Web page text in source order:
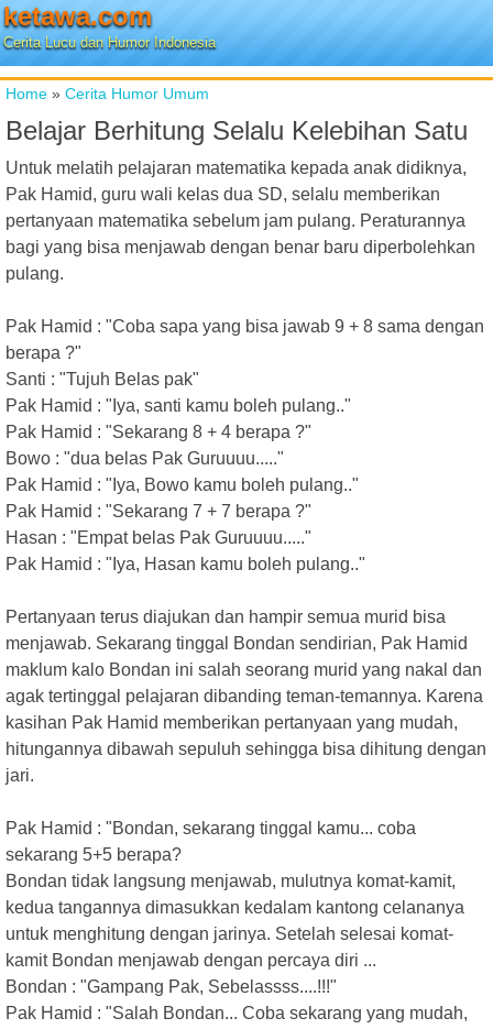
ketawa.com
Cerita Lucu dan Humor Indonesia
Home » Cerita Humor Umum
Belajar Berhitung Selalu Kelebihan Satu
Untuk melatih pelajaran matematika kepada anak didiknya,
Pak Hamid, guru wali kelas dua SD, selalu memberikan
pertanyaan matematika sebelum jam pulang. Peraturannya
bagi yang bisa menjawab dengan benar baru diperbolehkan
pulang.
Pak Hamid : "Coba sapa yang bisa jawab 9 + 8 sama dengan
berapa ?"
Santi : "Tujuh Belas pak"
Pak Hamid : "Iya, santi kamu boleh pulang.."
Pak Hamid : "Sekarang 8 + 4 berapa ?"
Bowo : "dua belas Pak Guruuuu....."
Pak Hamid : "Iya, Bowo kamu boleh pulang.."
Pak Hamid : "Sekarang 7 + 7 berapa ?"
Hasan : "Empat belas Pak Guruuuu....."
Pak Hamid : "Iya, Hasan kamu boleh pulang.."
Pertanyaan terus diajukan dan hampir semua murid bisa
menjawab. Sekarang tinggal Bondan sendirian, Pak Hamid
maklum kalo Bondan ini salah seorang murid yang nakal dan
agak tertinggal pelajaran dibanding teman-temannya. Karena
kasihan Pak Hamid memberikan pertanyaan yang mudah,
hitungannya dibawah sepuluh sehingga bisa dihitung dengan
jari.
Pak Hamid : "Bondan, sekarang tinggal kamu... coba
sekarang 5+5 berapa?
Bondan tidak langsung menjawab, mulutnya komat-kamit,
kedua tangannya dimasukkan kedalam kantong celananya
untuk menghitung dengan jarinya. Setelah selesai komat-
kamit Bondan menjawab dengan percaya diri ...
Bondan : "Gampang Pak, Sebelassss....!!!"
Pak Hamid : "Salah Bondan... Coba sekarang yang mudah,